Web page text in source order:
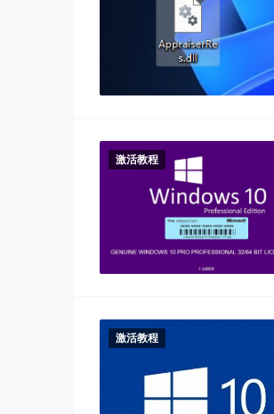
激活教程
激活教程